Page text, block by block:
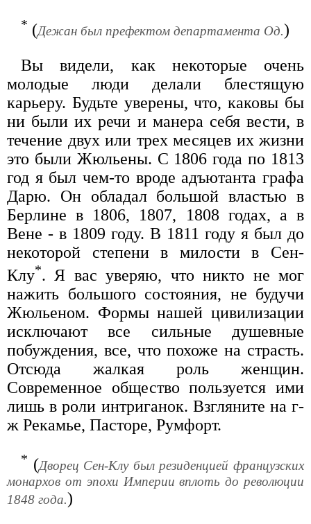
* (Дежан был префектом департамента Од.)
Вы видели, как некоторые очень
молодые люди делали блестящую
карьеру. Будьте уверены, что, каковы бы
ни были их речи и манера себя вести, в
течение двух или трех месяцев их жизни
это были Жюльены. С 1806 года по 1813
год я был чем-то вроде адъютанта графа
Дарю. Он обладал большой властью в
Берлине в 1806, 1807, 1808 годах, а в
Вене - в 1809 году. В 1811 году я был до
некоторой степени в милости в Сен-
Клу*. Я вас уверяю, что никто не мог
нажить большого состояния, не будучи
Жюльеном. Формы нашей цивилизации
исключают все сильные душевные
побуждения, все, что похоже на страсть.
Отсюда жалкая роль женщин.
Современное общество пользуется ими
лишь в роли интриганок. Взгляните на г-
ж Рекамье, Пасторе, Румфорт.
* (Дворец Сен-Клу был резиденцией французских
монархов от эпохи Империи вплоть до революции
1848 года.)